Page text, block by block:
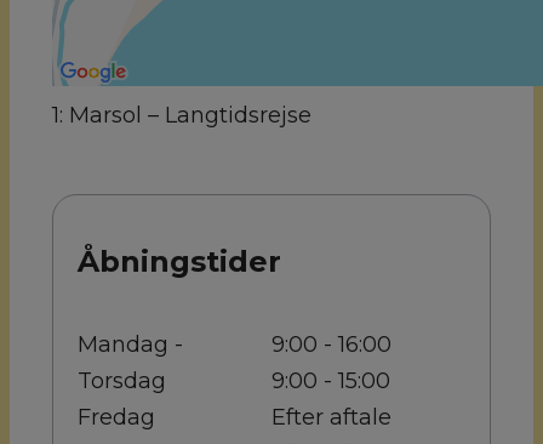
1: Marsol – Langtidsrejse
Åbningstider
Mandag -
Torsdag
Fredag
9:00 - 16:00
9:00 - 15:00
Efter aftale